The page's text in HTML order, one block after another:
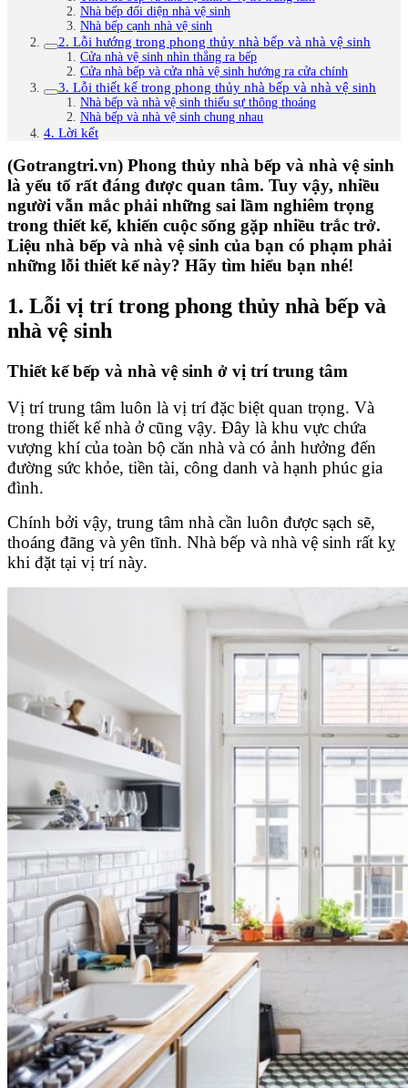
Nhà bếp đối diện nhà vệ sinh
Nhà bếp cạnh nhà vệ sinh
2. Lỗi hướng trong phong thủy nhà bếp và nhà vệ sinh
Cửa nhà vệ sinh nhìn thẳng ra bếp
Cửa nhà bếp và cửa nhà vệ sinh hướng ra cửa chính
3. Lỗi thiết kế trong phong thủy nhà bếp và nhà vệ sinh
Nhà bếp và nhà vệ sinh thiếu sự thông thoáng
Nhà bếp và nhà vệ sinh chung nhau
4. Lời kết
(Gotrangtri.vn) Phong thủy nhà bếp và nhà vệ sinh
là yếu tố rất đáng được quan tâm. Tuy vậy, nhiều
người vẫn mắc phải những sai lầm nghiêm trọng
trong thiết kế, khiến cuộc sống gặp nhiều trắc trở.
Liệu nhà bếp và nhà vệ sinh của bạn có phạm phải
những lỗi thiết kế này? Hãy tìm hiểu bạn nhé!
1. Lỗi vị trí trong phong thủy nhà bếp và
nhà vệ sinh
Thiết kế bếp và nhà vệ sinh ở vị trí trung tâm
Vị trí trung tâm luôn là vị trí đặc biệt quan trọng. Và
trong thiết kế nhà ở cũng vậy. Đây là khu vực chứa
vượng khí của toàn bộ căn nhà và có ảnh hưởng đến
đường sức khỏe, tiền tài, công danh và hạnh phúc gia
đình.
Chính bởi vậy, trung tâm nhà cần luôn được sạch sẽ,
thoáng đãng và yên tĩnh. Nhà bếp và nhà vệ sinh rất kỵ
khi đặt tại vị trí này.